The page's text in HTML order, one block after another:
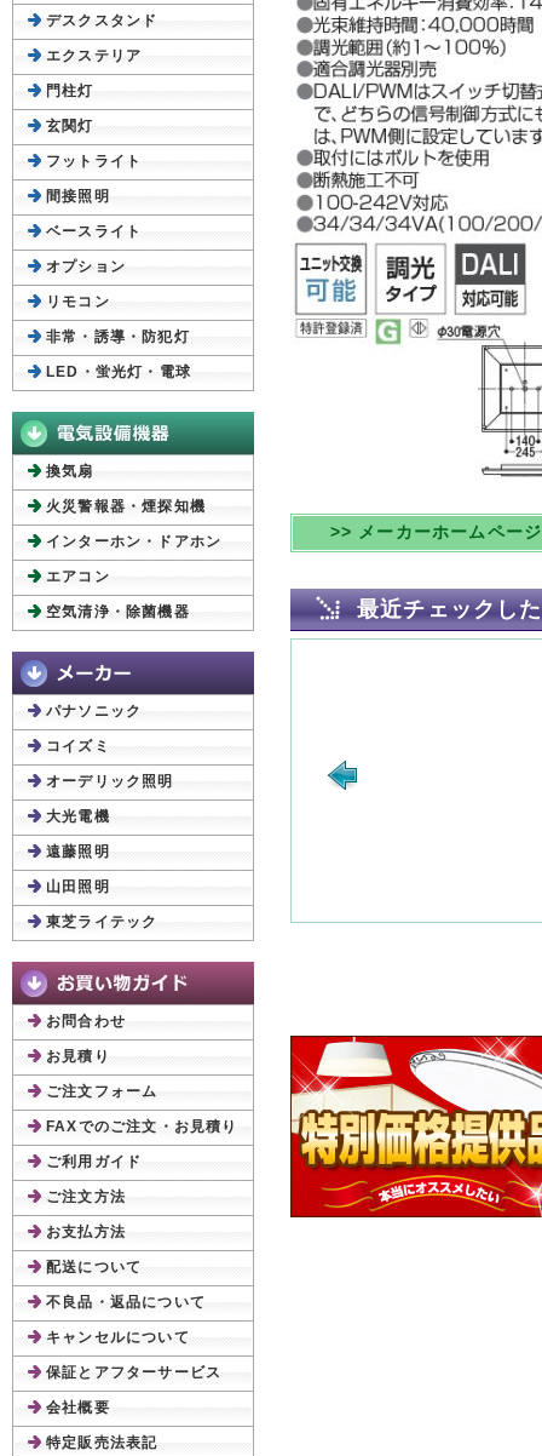
>> メーカーホームペー
最近チェックし
デスクスタンド
エクステリア
門柱灯
玄関灯
フットライト
間接照明
ベースライト
オプション
リモコン
非常・誘導・防犯灯
LED・蛍光灯・電球
換気扇
火災警報器・煙探知機
インターホン・ドアホン
エアコン
空気清浄・除菌機器
パナソニック
コイズミ
オーデリック照明
大光電機
遠藤照明
山田照明
東芝ライテック
お問合わせ
お見積り
ご注文フォーム
FAXでのご注文・お見積り
ご利用ガイド
ご注文方法
お支払方法
配送について
不良品・返品について
キャンセルについて
保証とアフターサービス
会社概要
特定販売法表記